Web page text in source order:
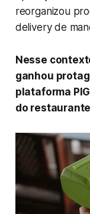
reorganizou
delivery de
Nesse
ganhou
plataforma
do